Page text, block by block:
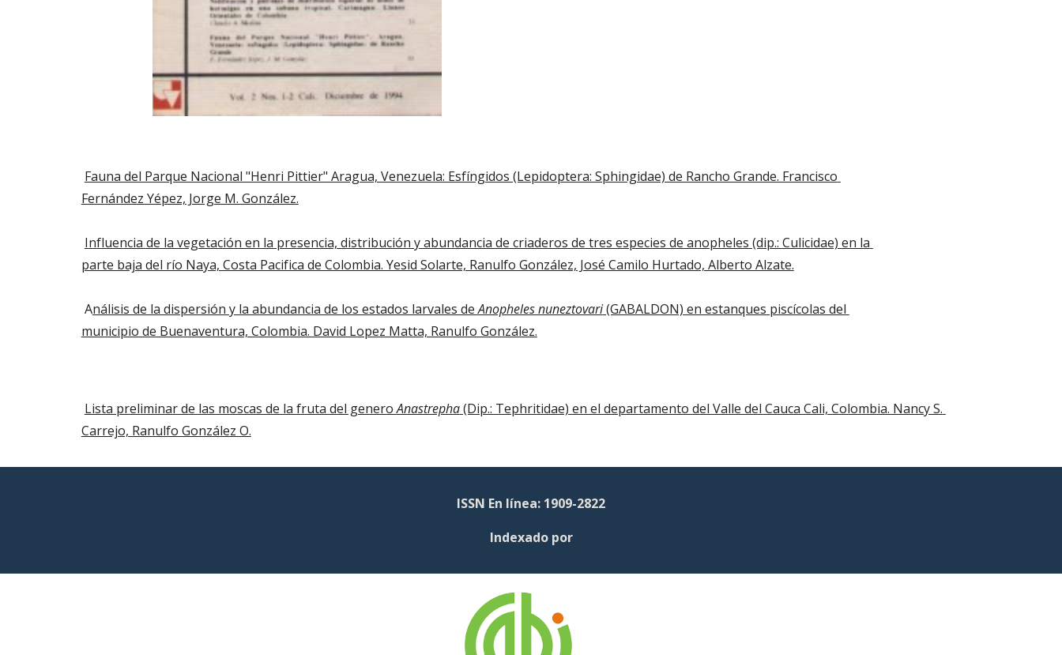
Fauna del Parque Nacional "Henri Pittier" Aragua, Venezuela: Esfíngidos (Lepidoptera: Sphingidae) de Rancho Grande. Francisco
Fernández Yépez, Jorge M. González.
Influencia de la vegetación en la presencia, distribución y abundancia de criaderos de tres especies de anopheles (dip.: Culicidae) en la
parte baja del río Naya, Costa Pacifica de Colombia. Yesid Solarte, Ranulfo González, José Camilo Hurtado, Alberto Alzate.
Análisis de la dispersión y la abundancia de los estados larvales de Anopheles nuneztovari (GABALDON) en estanques piscícolas del
municipio de Buenaventura, Colombia. David Lopez Matta, Ranulfo González.
Lista preliminar de las moscas de la fruta del genero Anastrepha (Dip.: Tephritidae) en el departamento del Valle del Cauca Cali, Colombia. Nancy S.
Carrejo, Ranulfo González O.
ISSN En línea: 1909-2822
Indexado por